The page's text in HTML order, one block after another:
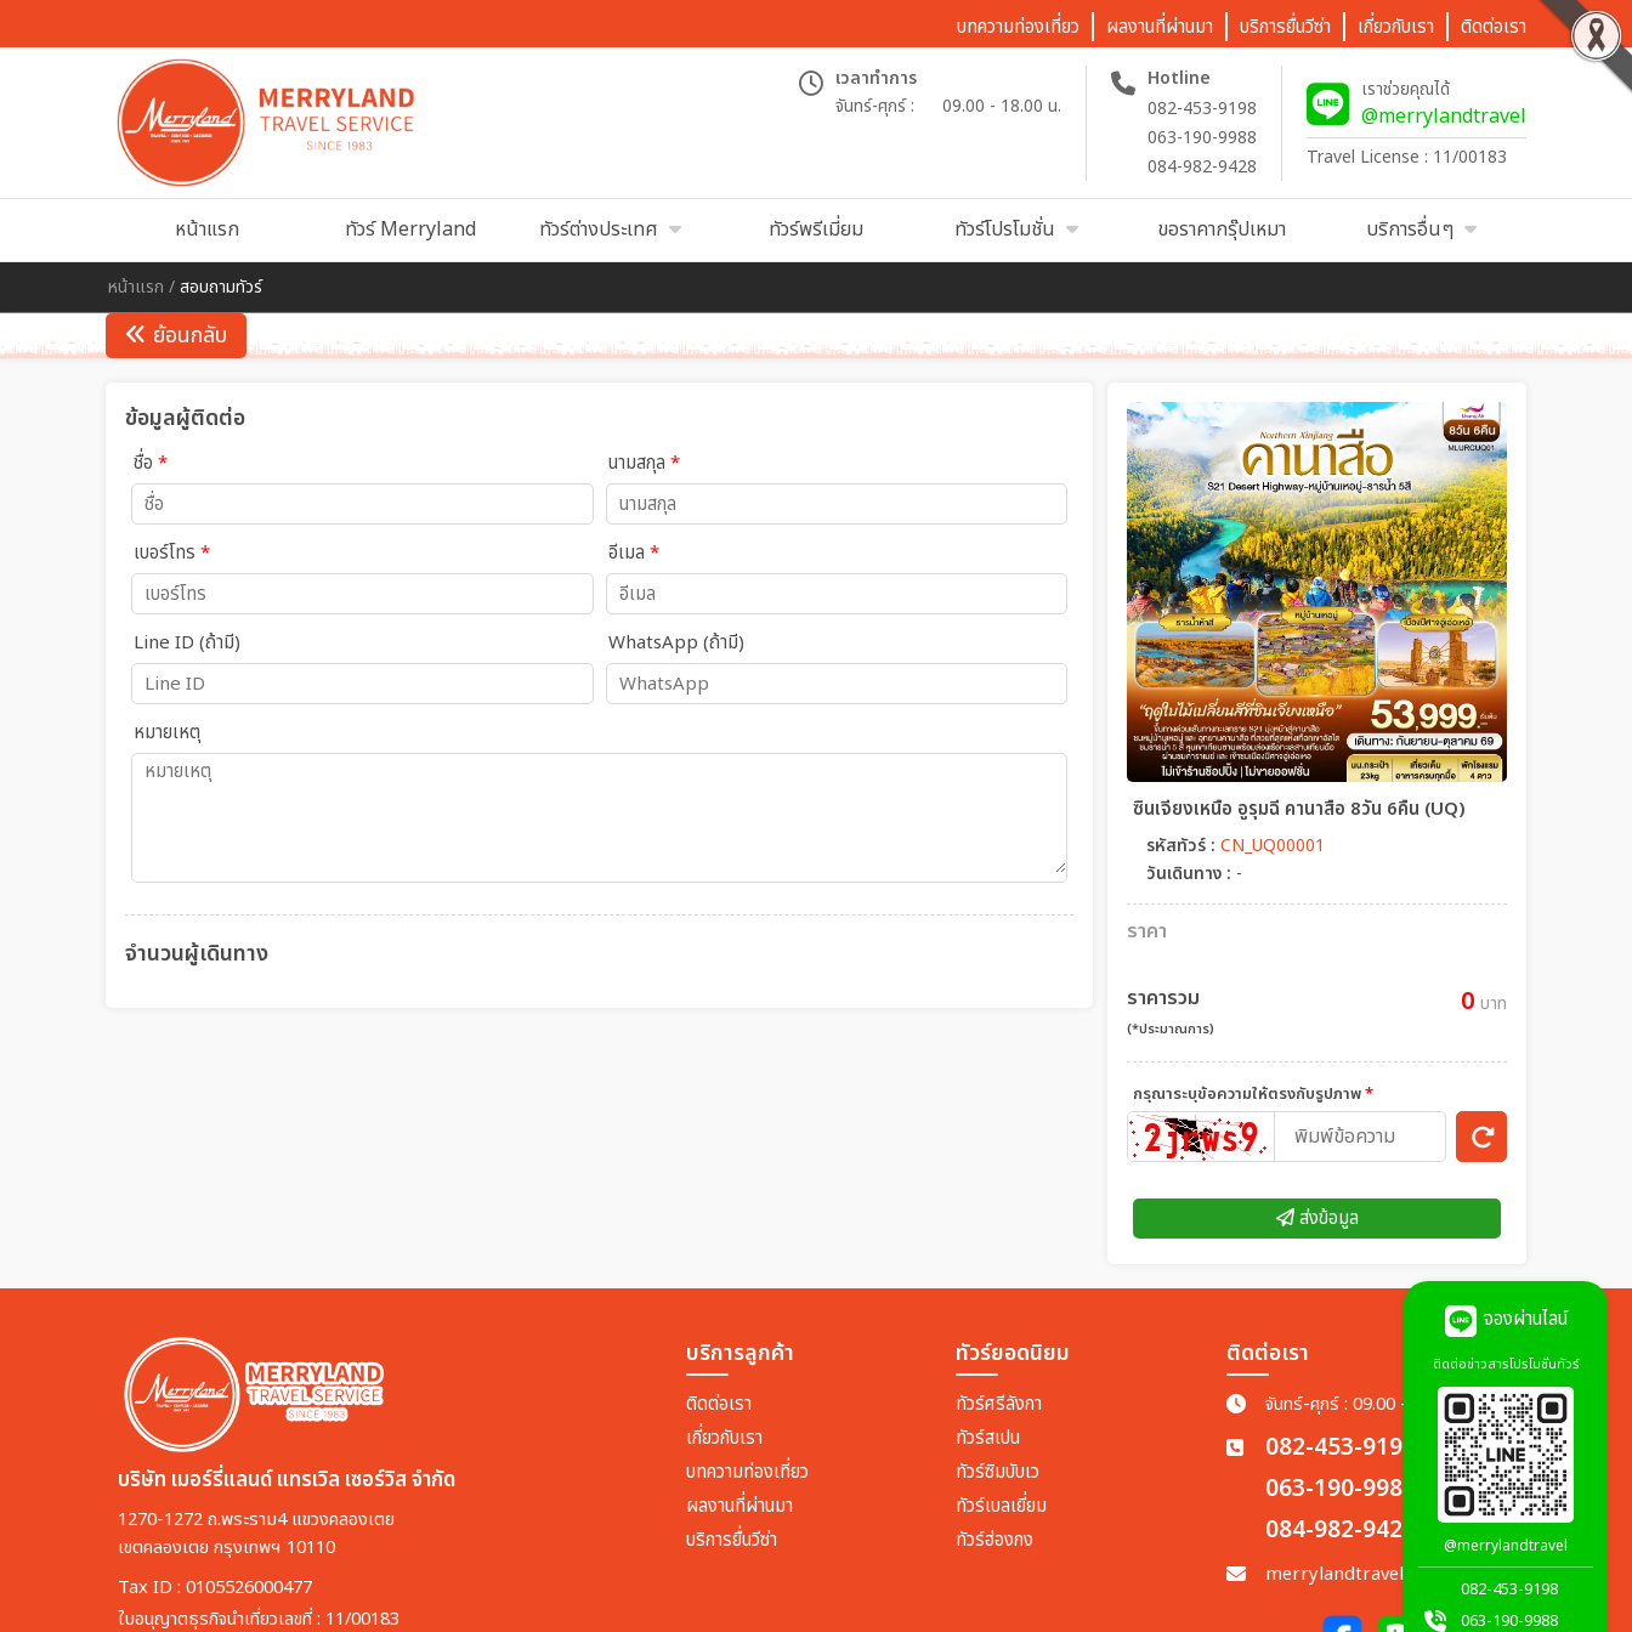
บทความท่องเที่ยว ผลงานที่ผ่านมา บริการยื่นวีซ่า เกี่ยวกับเรา ติดต่อเรา
เวลาทำการ
จันทร์-ศุกร์ :
09.00 - 18.00 น.
Hotline
082-453-9198
063-190-9988
084-982-9428
เราช่วยคุณได้
@merrylandtravel
Travel License : 11/00183
หน้าแรก ทัวร์ Merryland ทัวร์ต่างประเทศ ทัวร์พรีเมี่ยม ทัวร์โปรโมชั่น ขอราคากรุ๊ปเหมา บริการอื่นๆ
หน้าแรก /สอบถามทัวร์
ย้อนกลับ
ข้อมูลผู้ติดต่อ
ชื่อ * นามสกุล *
เบอร์โทร * อีเมล *
Line ID (ถ้ามี) WhatsApp (ถ้ามี)
หมายเหตุ
จำนวนผู้เดินทาง
ซินเจียงเหนือ อูรุมฉี คานาสือ 8วัน 6คืน (UQ)
รหัสทัวร์ : CN_UQ00001
วันเดินทาง : -
ราคา
ราคารวม
(*ประมาณการ)
0 บาท
กรุณาระบุข้อความให้ตรงกับรูปภาพ*
ส่งข้อมูล
บริษัท เมอร์รี่แลนด์ แทรเวิล เซอร์วิส จำกัด
1270-1272 ถ.พระราม4 แขวงคลองเตย
เขตคลองเตย กรุงเทพฯ 10110
Tax ID : 0105526000477
ใบอนุญาตธุรกิจนำเที่ยวเลขที่ : 11/00183
บริการลูกค้า
ติดต่อเรา
เกี่ยวกับเรา
บทความท่องเที่ยว
ผลงานที่ผ่านมา
บริการยื่นวีซ่า
ทัวร์ยอดนิยม
ทัวร์ศรีลังกา
ทัวร์สเปน
ทัวร์ซิมบับเว
ทัวร์เบลเยี่ยม
ทัวร์ฮ่องกง
ติดต่อเรา
จันทร์-ศุกร์ : 09.00 - 18.00 น.
082-453-9198
063-190-9988
084-982-9428
merrylandtravel.th@gmail.com
จองผ่านไลน์
ติดต่อข่าวสารโปรโมชั่นทัวร์
@merrylandtravel
082-453-9198
063-190-9988